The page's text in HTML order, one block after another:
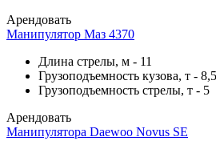
Арендовать
Манипулятор Маз 4370
Длина стрелы, м - 11
Грузоподъемность кузова, т - 8,5
Грузоподъемность стрелы, т - 5
Арендовать
Манипулятора Daewoo Novus SE